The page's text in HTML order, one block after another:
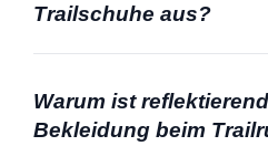
Trailschuhe aus?
Warum ist
Bekleidung beim